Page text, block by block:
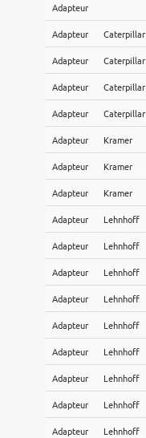
Adapteur
Adapteur Caterpillar
Adapteur Caterpillar
Adapteur Caterpillar
Adapteur Caterpillar
Adapteur Kramer
Adapteur Kramer
Adapteur Kramer
Adapteur Lehnhoff
Adapteur Lehnhoff
Adapteur Lehnhoff
Adapteur Lehnhoff
Adapteur Lehnhoff
Adapteur Lehnhoff
Adapteur Lehnhoff
Adapteur Lehnhoff
Adapteur Lehnhoff